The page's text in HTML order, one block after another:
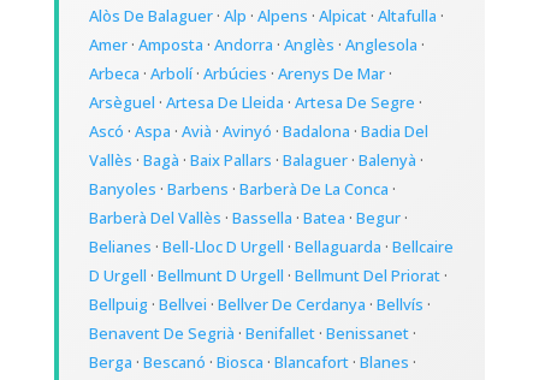
Alòs De Balaguer· Alp · Alpens · Alpicat· Altafulla ·
Amer· Amposta · Andorra · Anglès · Anglesola ·
Arbeca · Arbolí· Arbúcies · Arenys De Mar·
Arsèguel · Artesa De Lleida · Artesa De Segre ·
Ascó · Aspa · Avià · Avinyó · Badalona · Badia Del
Vallès · Bagà · Baix Pallars · Balaguer· Balenyà ·
Banyoles · Barbens · Barberà De La Conca ·
Barberà Del Vallès · Bassella · Batea · Begur·
Belianes · Bell-Lloc D Urgell · Bellaguarda · Bellcaire
D Urgell · Bellmunt D Urgell · Bellmunt Del Priorat·
Bellpuig· Bellvei · Bellver De Cerdanya · Bellvís ·
Benavent De Segrià · Benifallet· Benissanet·
Berga · Bescanó · Biosca · Blancafort· Blanes ·